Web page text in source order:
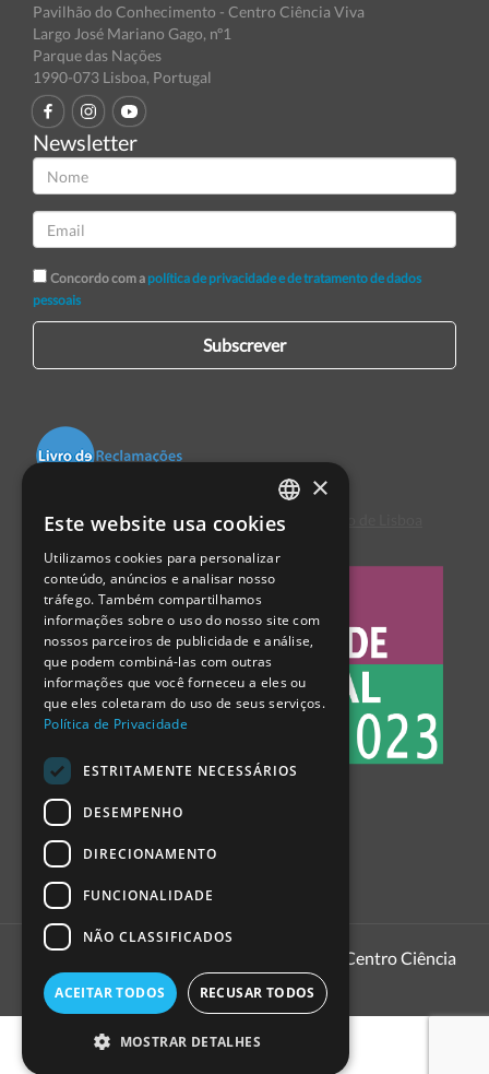
Pavilhão do Conhecimento - Centro Ciência Viva
Largo José Mariano Gago, nº1
Parque das Nações
1990-073 Lisboa, Portugal
Newsletter
Concordo com a política de privacidade e de tratamento de dados
pessoais
Subscrever
Centro de Arbitragem de Conflitos de Consumo de Lisboa
1999 - 2026
Pavilhão do Conhecimento | Centro Ciência
PORTUGUESE
ENGLISH
SPANISH
×
Este website usa cookies
Utilizamos cookies para personalizar
conteúdo, anúncios e analisar nosso
tráfego. Também compartilhamos
informações sobre o uso do nosso site com
nossos parceiros de publicidade e análise,
que podem combiná-las com outras
informações que você forneceu a eles ou
que eles coletaram do uso de seus serviços.
Política de Privacidade
ESTRITAMENTE NECESSÁRIOS
DESEMPENHO
DIRECIONAMENTO
FUNCIONALIDADE
NÃO CLASSIFICADOS
ACEITAR TODOS RECUSAR TODOS
MOSTRAR DETALHES